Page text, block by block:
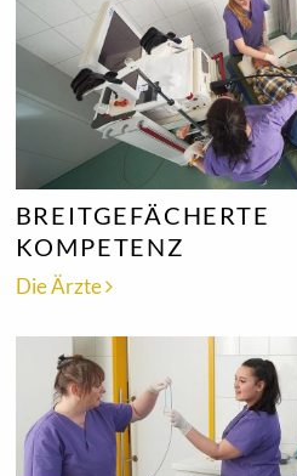
BREITGEFÄCHERTE
KOMPETENZ
Die Ärzte